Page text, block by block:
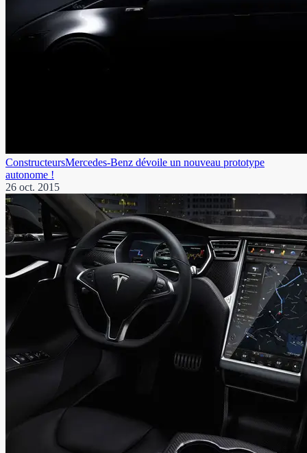
ConstructeursMercedes-Benz dévoile un nouveau prototype
autonome !
26 oct. 2015